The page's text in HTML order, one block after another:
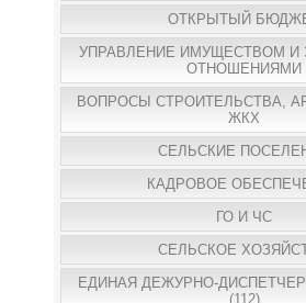
ОТКРЫТЫЙ
УПРАВЛЕНИЕ ИМУЩЕСТВОМ И
ОТНОШЕНИЯМИ
ВОПРОСЫ СТРОИТЕЛЬСТВА,
ЖКХ
СЕЛЬСКИЕ
КАДРОВОЕ
ГО И ЧС
СЕЛЬСКОЕ
ЕДИНАЯ ДЕЖУРНО-
(112)